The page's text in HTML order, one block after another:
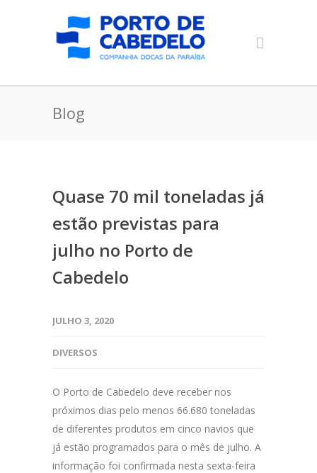
Blog
Quase 70 mil toneladas já
estão previstas para
julho no Porto de
Cabedelo
JULHO 3, 2020
DIVERSOS
O Porto de Cabedelo deve receber nos
próximos dias pelo menos 66.680 toneladas
de diferentes produtos em cinco navios que
já estão programados para o mês de julho. A
informação foi confirmada nesta sexta-feira